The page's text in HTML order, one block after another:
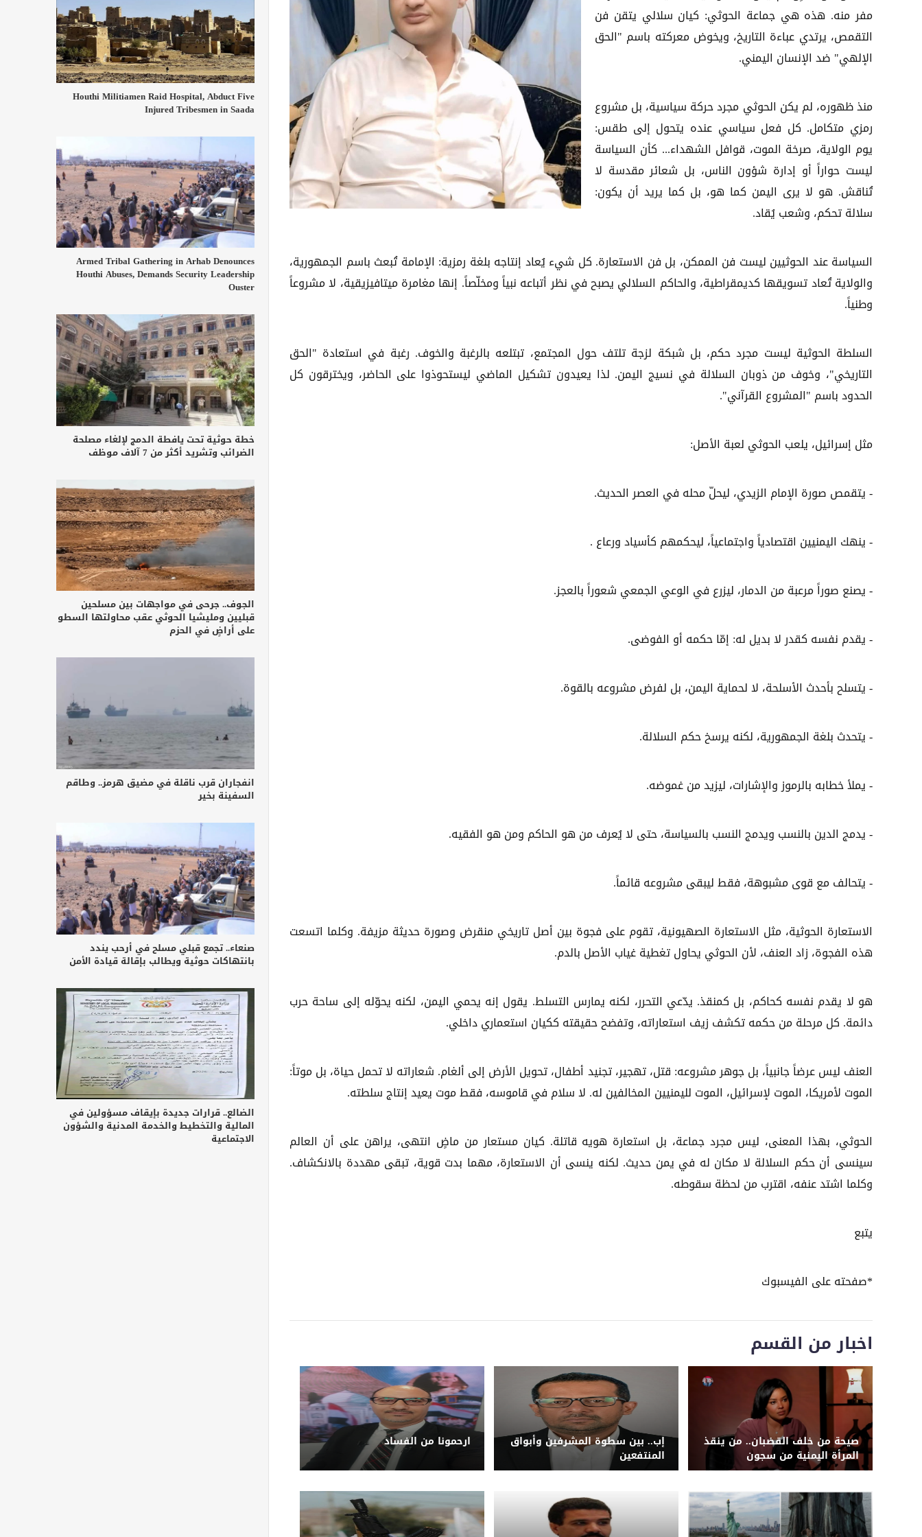
مفر منه. هذه هي جماعة الحوثي: كيان سلالي يتقن فن
التقمص، يرتدي عباءة التاريخ، ويخوض معركته باسم "الحق
الإلهي" ضد الإنسان اليمني.
منذ ظهوره، لم يكن الحوثي مجرد حركة سياسية، بل مشروع
رمزي متكامل. كل فعل سياسي عنده يتحول إلى طقس:
يوم الولاية، صرخة الموت، قوافل الشهداء... كأن السياسة
ليست حواراً أو إدارة شؤون الناس، بل شعائر مقدسة لا
تُناقش. هو لا يرى اليمن كما هو، بل كما يريد أن يكون:
سلالة تحكم، وشعب يُقاد.
السياسة عند الحوثيين ليست فن الممكن، بل فن الاستعارة. كل شيء يُعاد إنتاجه بلغة رمزية: الإمامة تُبعث باسم الجمهورية،
والولاية تُعاد تسويقها كديمقراطية، والحاكم السلالي يصبح في نظر أتباعه نبياً ومخلّصاً. إنها مغامرة ميتافيزيقية، لا مشروعاً
وطنياً.
السلطة الحوثية ليست مجرد حكم، بل شبكة لزجة تلتف حول المجتمع، تبتلعه بالرغبة والخوف. رغبة في استعادة "الحق
التاريخي"، وخوف من ذوبان السلالة في نسيج اليمن. لذا يعيدون تشكيل الماضي ليستحوذوا على الحاضر، ويخترقون كل
الحدود باسم "المشروع القرآني".
مثل إسرائيل، يلعب الحوثي لعبة الأصل:
- يتقمص صورة الإمام الزيدي، ليحلّ محله في العصر الحديث.
- ينهك اليمنيين اقتصادياً واجتماعياً، ليحكمهم كأسياد ورعاع .
- يصنع صوراً مرعبة من الدمار، ليزرع في الوعي الجمعي شعوراً بالعجز.
- يقدم نفسه كقدر لا بديل له: إمّا حكمه أو الفوضى.
- يتسلح بأحدث الأسلحة، لا لحماية اليمن، بل لفرض مشروعه بالقوة.
- يتحدث بلغة الجمهورية، لكنه يرسخ حكم السلالة.
- يملأ خطابه بالرموز والإشارات، ليزيد من غموضه.
- يدمج الدين بالنسب ويدمج النسب بالسياسة، حتى لا يُعرف من هو الحاكم ومن هو الفقيه.
- يتحالف مع قوى مشبوهة، فقط ليبقى مشروعه قائماً.
الاستعارة الحوثية، مثل الاستعارة الصهيونية، تقوم على فجوة بين أصل تاريخي منقرض وصورة حديثة مزيفة. وكلما اتسعت
هذه الفجوة، زاد العنف، لأن الحوثي يحاول تغطية غياب الأصل بالدم.
هو لا يقدم نفسه كحاكم، بل كمنقذ. يدّعي التحرر، لكنه يمارس التسلط. يقول إنه يحمي اليمن، لكنه يحوّله إلى ساحة حرب
دائمة. كل مرحلة من حكمه تكشف زيف استعاراته، وتفضح حقيقته ككيان استعماري داخلي.
العنف ليس عرضاً جانبياً، بل جوهر مشروعه: قتل، تهجير، تجنيد أطفال، تحويل الأرض إلى ألغام. شعاراته لا تحمل حياة، بل موتاً:
الموت لأمريكا، الموت لإسرائيل، الموت لليمنيين المخالفين له. لا سلام في قاموسه، فقط موت يعيد إنتاج سلطته.
الحوثي، بهذا المعنى، ليس مجرد جماعة، بل استعارة هويه قاتلة. كيان مستعار من ماضٍ انتهى، يراهن على أن العالم
سينسى أن حكم السلالة لا مكان له في يمن حديث. لكنه ينسى أن الاستعارة، مهما بدت قوية، تبقى مهددة بالانكشاف.
وكلما اشتد عنفه، اقترب من لحظة سقوطه.
يتبع
*صفحته على الفيسبوك
اخبار من القسم
صيحة من خلف القضبان.. من ينقذ
المرأة اليمنية من سجون
الحوثيين؟
إب.. بين سطوة المشرفين وأبواق
المنتفعين
ارحمونا من الفساد
Houthi Militiamen Raid Hospital, Abduct Five
Injured Tribesmen in Saada
Armed Tribal Gathering in Arhab Denounces
Houthi Abuses, Demands Security Leadership
Ouster
خطة حوثية تحت يافطة الدمج لإلغاء مصلحة
الضرائب وتشريد أكثر من 7 آلاف موظف
الجوف.. جرحى في مواجهات بين مسلحين
قبليين ومليشيا الحوثي عقب محاولتها السطو
على أراضٍ في الحزم
انفجاران قرب ناقلة في مضيق هرمز.. وطاقم
السفينة بخير
صنعاء.. تجمع قبلي مسلح في أرحب يندد
بانتهاكات حوثية ويطالب بإقالة قيادة الأمن
الضالع.. قرارات جديدة بإيقاف مسؤولين في
المالية والتخطيط والخدمة المدنية والشؤون
الاجتماعية